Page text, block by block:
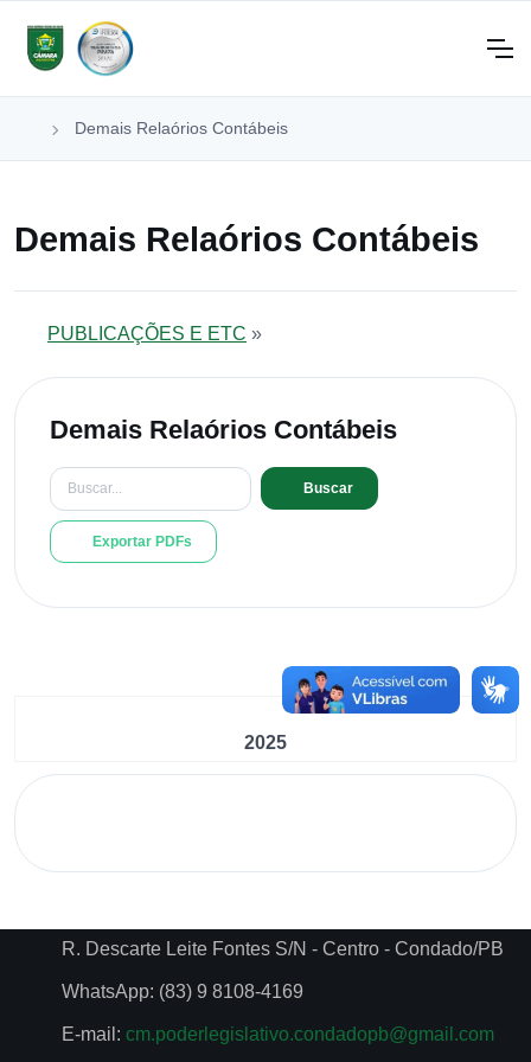
Demais Relaórios Contábeis
Demais Relaórios Contábeis
PUBLICAÇÕES E ETC »
Demais Relaórios Contábeis
Buscar
Exportar PDFs
2025
R. Descarte Leite Fontes S/N - Centro - Condado/PB
WhatsApp: (83) 9 8108-4169
E-mail: cm.poderlegislativo.condadopb@gmail.com